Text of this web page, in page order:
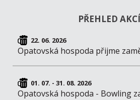
PŘEHLED AKCÍ
22. 06. 2026
Opatovská hospoda přijme
01. 07. - 31. 08. 2026
Opatovská hospoda - Bowling